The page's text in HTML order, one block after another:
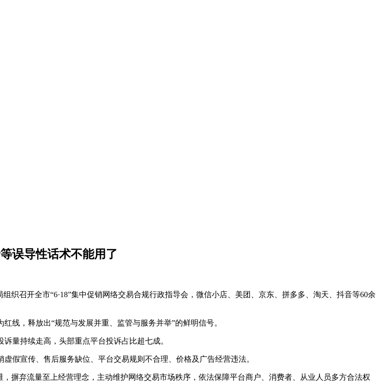
误导性话术不能用了
织召开全市“6·18”集中促销网络交易合规行政指导会，微信小店、美团、京东、拼多多、淘天、抖音等60余
线，释放出“规范与发展并重、监管与服务并举”的鲜明信号。
量持续走高，头部重点平台投诉占比超七成。
假宣传、售后服务缺位、平台交易规则不合理、价格及广告经营违法。
摒弃流量至上经营理念，主动维护网络交易市场秩序，依法保障平台商户、消费者、从业人员多方合法权